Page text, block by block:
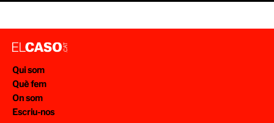
Qui som
Què fem
On som
Escriu-nos